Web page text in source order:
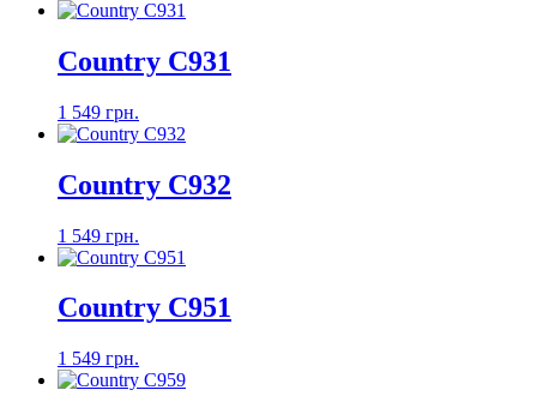
Country C931
1 549 грн.
Country C932
1 549 грн.
Country C951
1 549 грн.